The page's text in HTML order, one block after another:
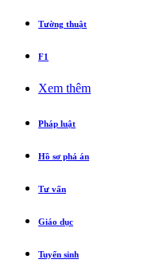
Tường thuật
F1
Xem thêm
Pháp luật
Hồ sơ phá án
Tư vấn
Giáo dục
Tuyển sinh